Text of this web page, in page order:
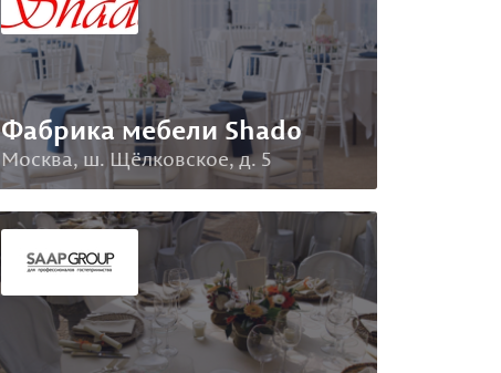
Фабрика мебели Shado
Москва, ш. Щёлковское, д. 5